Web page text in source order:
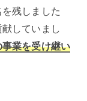
残しました
していまし
業を受け継い